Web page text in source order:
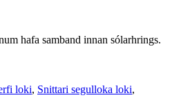
hafa samband innan sólarhrings.
loki, Snittari segulloka loki,